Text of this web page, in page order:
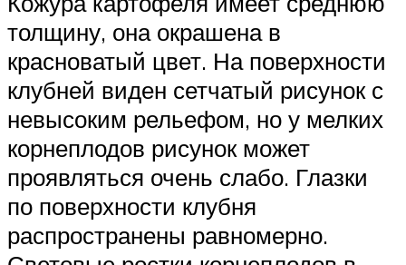
толщину, она окрашена в
красноватый цвет. На поверхности
клубней виден сетчатый рисунок с
невысоким рельефом, но у мелких
корнеплодов рисунок может
проявляться очень слабо. Глазки
по поверхности клубня
распространены равномерно.